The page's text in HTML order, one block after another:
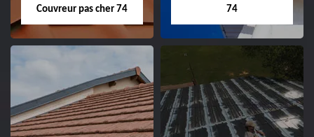
Couvreur pas cher 74
74